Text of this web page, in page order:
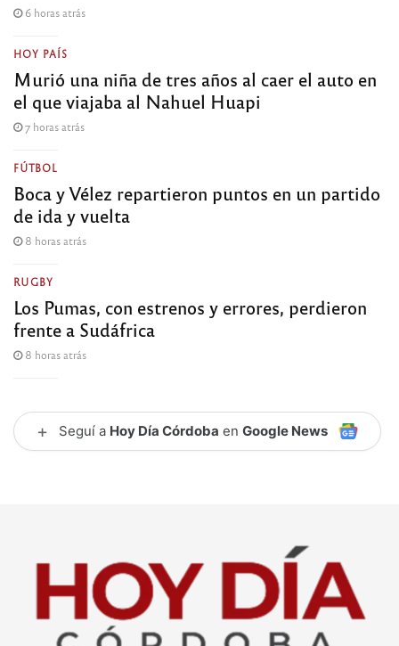
6 horas atrás
HOY PAÍS
Murió una niña de tres años al caer el auto en
el que viajaba al Nahuel Huapi
7 horas atrás
FÚTBOL
Boca y Vélez repartieron puntos en un partido
de ida y vuelta
8 horas atrás
RUGBY
Los Pumas, con estrenos y errores, perdieron
frente a Sudáfrica
8 horas atrás
+ Seguí a Hoy Día Córdoba en Google News